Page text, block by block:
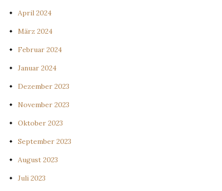
April 2024
März 2024
Februar 2024
Januar 2024
Dezember 2023
November 2023
Oktober 2023
September 2023
August 2023
Juli 2023